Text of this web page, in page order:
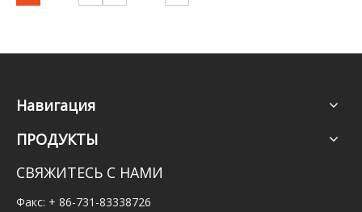
Навигация
ПРОДУКТЫ
СВЯЖИТЕСЬ С НАМИ
Факс: + 86-731-83338726